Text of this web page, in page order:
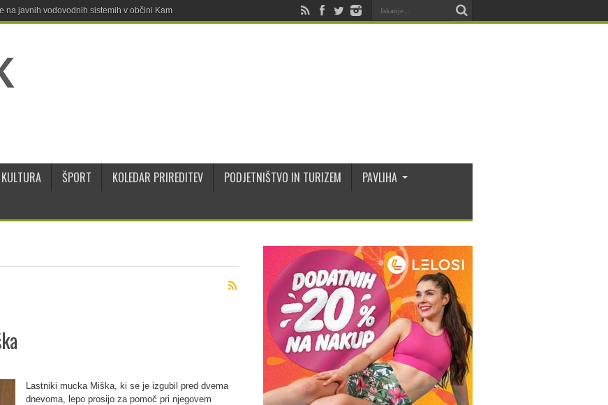
na javnih vodovodnih sistemih v občini Kamnik
KULTURA ŠPORT KOLEDAR PRIREDITEV PODJETNIŠTVO IN TURIZEM
PAVLIHA
Lastniki mucka Miška, ki se je izgubil pred dvema
dnevoma, lepo prosijo za pomoč pri njegovem